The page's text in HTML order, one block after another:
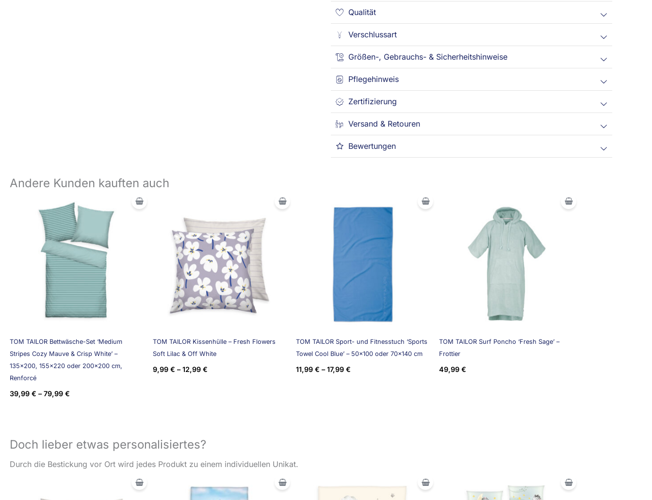
Qualität
Verschlussart
Größen-, Gebrauchs- & Sicherheitshinweise
Pflegehinweis
Zertifizierung
Versand & Retouren
Bewertungen
Andere Kunden kauften auch
TOM TAILOR Bettwäsche-Set ‘Medium
Stripes Cozy Mauve & Crisp White’ –
135×200, 155×220 oder 200×200 cm,
Renforcé
39,99 € –79,99 €
TOM TAILOR Kissenhülle – Fresh Flowers
Soft Lilac & Off White
9,99 € –12,99 €
TOM TAILOR Sport- und Fitnesstuch ‘Sports
Towel Cool Blue’ – 50×100 oder 70×140 cm
11,99 € –17,99 €
TOM TAILOR Surf Poncho ‘Fresh Sage’ –
Frottier
49,99 €
Doch lieber etwas personalisiertes?
Durch die Bestickung vor Ort wird jedes Produkt zu einem individuellen Unikat.